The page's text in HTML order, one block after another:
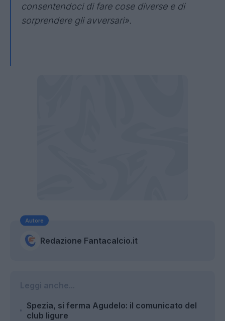
consentendoci di fare cose diverse e di
sorprendere gli avversari».
Autore
Redazione Fantacalcio.it
Spezia, si ferma Agudelo: il comunicato del
club ligure